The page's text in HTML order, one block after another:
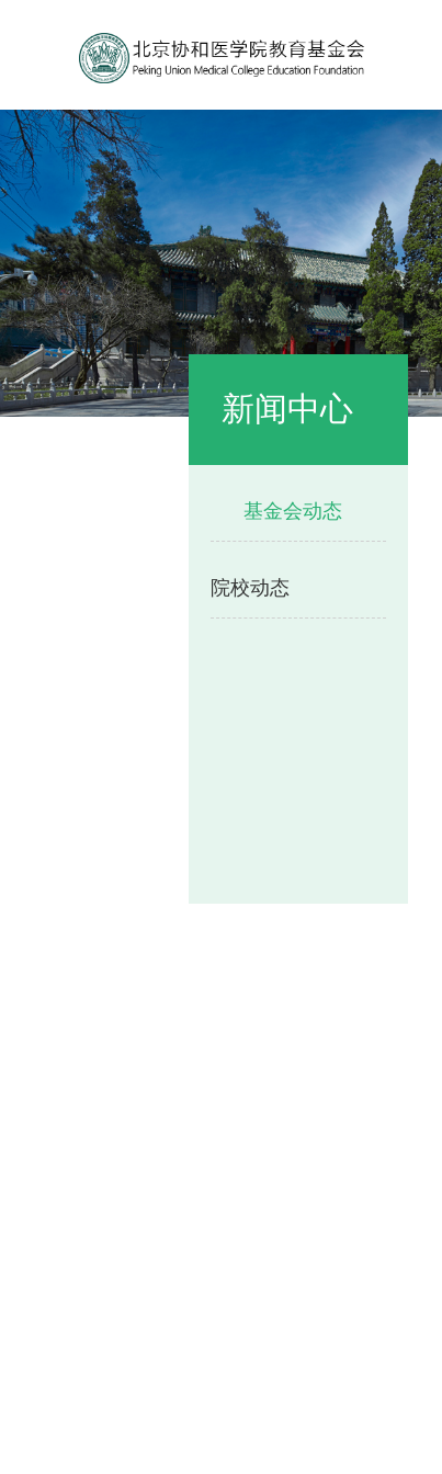
新闻中心
基金会动态
院校动态